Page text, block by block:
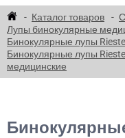
Каталог товаров
Лупы бинокулярные
Бинокулярные лупы
Бинокулярные лупы
медицинские